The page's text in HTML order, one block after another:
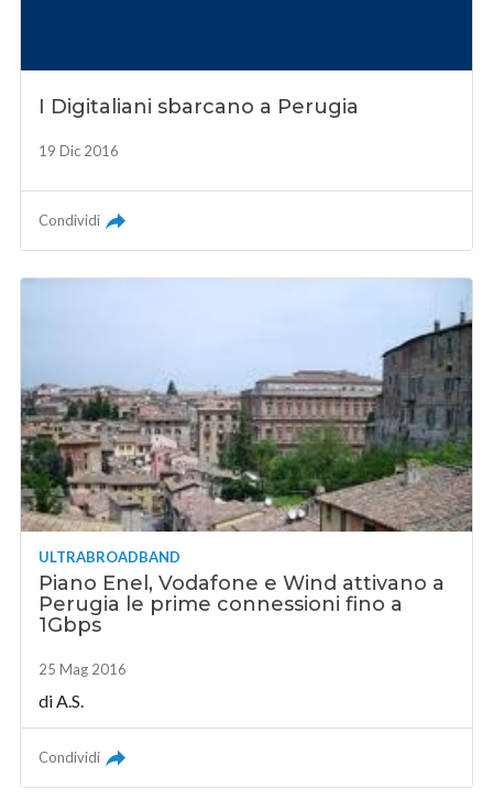
I Digitaliani sbarcano a Perugia
19 Dic 2016
Condividi
ULTRABROADBAND
Piano Enel, Vodafone e Wind attivano a
Perugia le prime connessioni fino a
1Gbps
25 Mag 2016
di A.S.
Condividi